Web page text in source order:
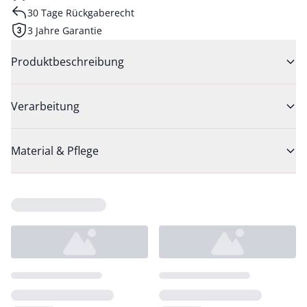
30 Tage Rückgaberecht
3 Jahre Garantie
Produktbeschreibung
Verarbeitung
Material & Pflege